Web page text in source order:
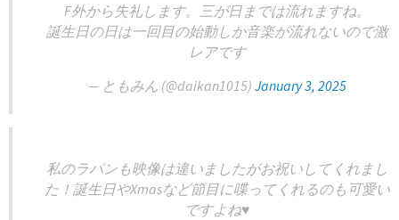
F外から失礼します。三が日までは流れますね。
誕生日の日は一回目の始動しか音楽が流れないので激
レアです
— ともみん (@daikan1015) January 3, 2025
私のラパンも映像は違いましたがお祝いしてくれまし
た！誕生日やXmasなど節目に喋ってくれるのも可愛い
ですよね♥️